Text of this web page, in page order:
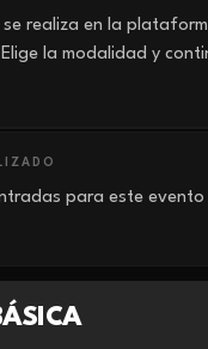
se realiza en la
la modalidad y
para este evento